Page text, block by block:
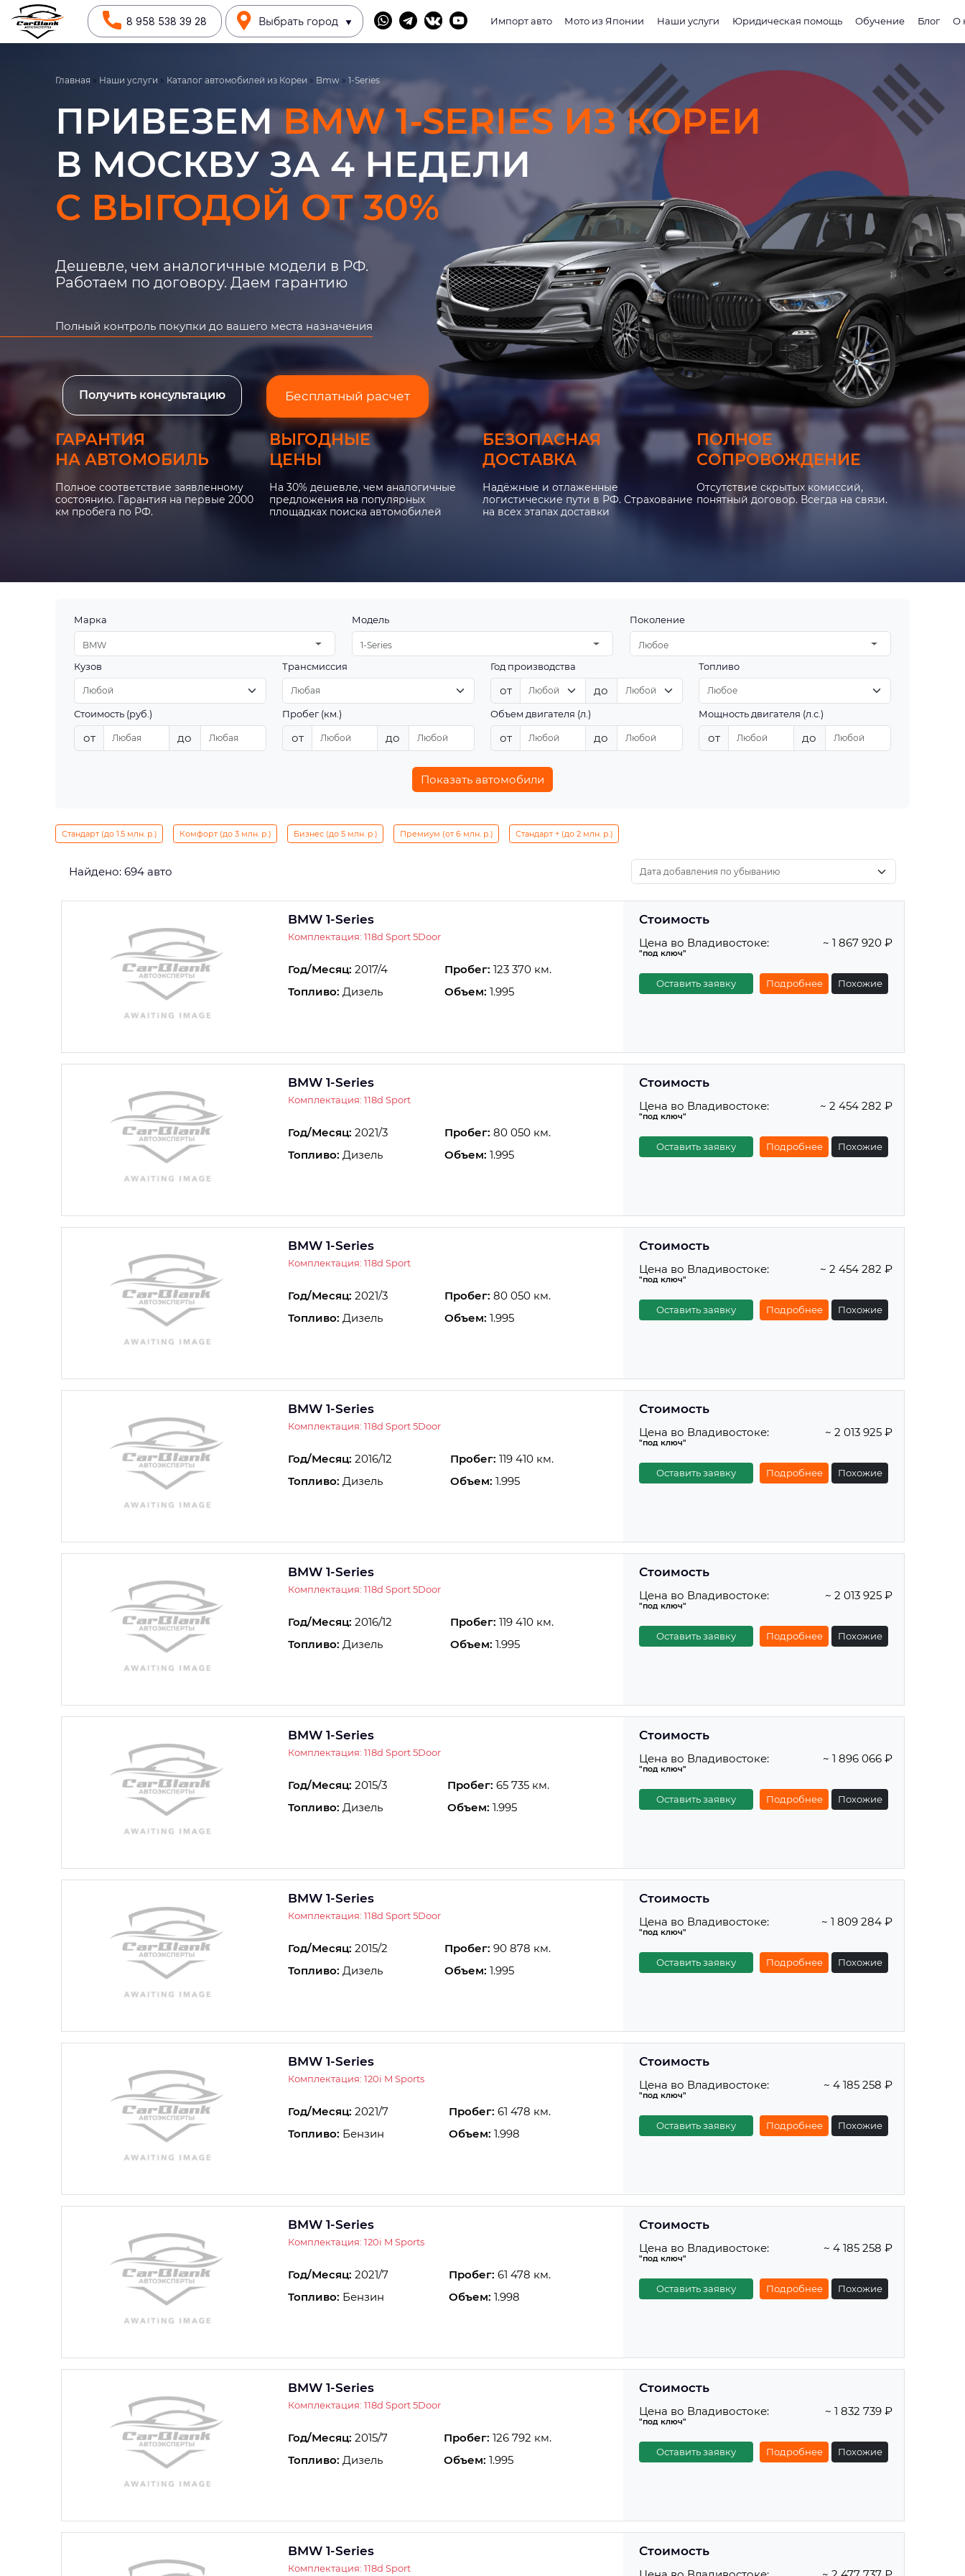
8 958 538 39 28 Выбрать город Импорт авто Мото из Японии Наши услуги Юридическая помощь Обучение Блог О
Главная » Наши услуги » Каталог автомобилей из Кореи » Bmw » 1-Series
ПРИВЕЗЕМBMW 1-SERIES ИЗ КОРЕИ
В МОСКВУ ЗА 4 НЕДЕЛИ
С ВЫГОДОЙ ОТ 30%
Дешевле, чем аналогичные модели в РФ.
Работаем по договору. Даем гарантию
Полный контроль покупки до вашего места назначения
Получить консультацию Бесплатный расчет
ГАРАНТИЯ
НА АВТОМОБИЛЬ
Полное соответствие заявленному
состоянию. Гарантия на первые 2000
км пробега по РФ.
ВЫГОДНЫЕ
ЦЕНЫ
На 30% дешевле, чем аналогичные
предложения на популярных
площадках поиска автомобилей
БЕЗОПАСНАЯ
ДОСТАВКА
Надёжные и отлаженные
логистические пути в РФ. Страхование
на всех этапах доставки
ПОЛНОЕ
СОПРОВОЖДЕНИЕ
Отсутствие скрытых комиссий,
понятный договор. Всегда на связи.
Марка
BMW
Модель
1-Series
Поколение
Любое
Кузов Трансмиссия Год производства
от до
Топливо
Стоимость (руб.)
от до
Пробег (км.)
от до
Объем двигателя (л.)
от до
Мощность двигателя (л.с.)
от до
Показать автомобили
Стандарт (до 1.5 млн. р.) Комфорт (до 3 млн. р.) Бизнес (до 5 млн. р.) Премиум (от 6 млн. р.) Стандарт + (до 2 млн. р.)
Найдено: 694 авто
BMW 1-Series
Комплектация: 118d Sport 5Door
Год/Месяц: 2017/4 Пробег: 123 370 км.
Топливо: Дизель Объем: 1.995
Стоимость
Цена во Владивостоке:
"под ключ"
~ 1 867 920 ₽
Оставить заявку Подробнее Похожие
BMW 1-Series
Комплектация: 118d Sport
Год/Месяц: 2021/3 Пробег: 80 050 км.
Топливо: Дизель Объем: 1.995
Стоимость
Цена во Владивостоке:
"под ключ"
~ 2 454 282 ₽
Оставить заявку Подробнее Похожие
BMW 1-Series
Комплектация: 118d Sport
Год/Месяц: 2021/3 Пробег: 80 050 км.
Топливо: Дизель Объем: 1.995
Стоимость
Цена во Владивостоке:
"под ключ"
~ 2 454 282 ₽
Оставить заявку Подробнее Похожие
BMW 1-Series
Комплектация: 118d Sport 5Door
Год/Месяц: 2016/12 Пробег: 119 410 км.
Топливо: Дизель Объем: 1.995
Стоимость
Цена во Владивостоке:
"под ключ"
~ 2 013 925 ₽
Оставить заявку Подробнее Похожие
BMW 1-Series
Комплектация: 118d Sport 5Door
Год/Месяц: 2016/12 Пробег: 119 410 км.
Топливо: Дизель Объем: 1.995
Стоимость
Цена во Владивостоке:
"под ключ"
~ 2 013 925 ₽
Оставить заявку Подробнее Похожие
BMW 1-Series
Комплектация: 118d Sport 5Door
Год/Месяц: 2015/3 Пробег: 65 735 км.
Топливо: Дизель Объем: 1.995
Стоимость
Цена во Владивостоке:
"под ключ"
~ 1 896 066 ₽
Оставить заявку Подробнее Похожие
BMW 1-Series
Комплектация: 118d Sport 5Door
Год/Месяц: 2015/2 Пробег: 90 878 км.
Топливо: Дизель Объем: 1.995
Стоимость
Цена во Владивостоке:
"под ключ"
~ 1 809 284 ₽
Оставить заявку Подробнее Похожие
BMW 1-Series
Комплектация: 120i M Sports
Год/Месяц: 2021/7 Пробег: 61 478 км.
Топливо: Бензин Объем: 1.998
Стоимость
Цена во Владивостоке:
"под ключ"
~ 4 185 258 ₽
Оставить заявку Подробнее Похожие
BMW 1-Series
Комплектация: 120i M Sports
Год/Месяц: 2021/7 Пробег: 61 478 км.
Топливо: Бензин Объем: 1.998
Стоимость
Цена во Владивостоке:
"под ключ"
~ 4 185 258 ₽
Оставить заявку Подробнее Похожие
BMW 1-Series
Комплектация: 118d Sport 5Door
Год/Месяц: 2015/7 Пробег: 126 792 км.
Топливо: Дизель Объем: 1.995
Стоимость
Цена во Владивостоке:
"под ключ"
~ 1 832 739 ₽
Оставить заявку Подробнее Похожие
BMW 1-Series
Комплектация: 118d Sport
Стоимость